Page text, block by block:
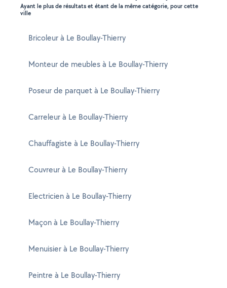
Ayant le plus de résultats et étant de la même catégorie, pour cette
ville
Bricoleur à Le Boullay-Thierry
Monteur de meubles à Le Boullay-Thierry
Poseur de parquet à Le Boullay-Thierry
Carreleur à Le Boullay-Thierry
Chauffagiste à Le Boullay-Thierry
Couvreur à Le Boullay-Thierry
Electricien à Le Boullay-Thierry
Maçon à Le Boullay-Thierry
Menuisier à Le Boullay-Thierry
Peintre à Le Boullay-Thierry